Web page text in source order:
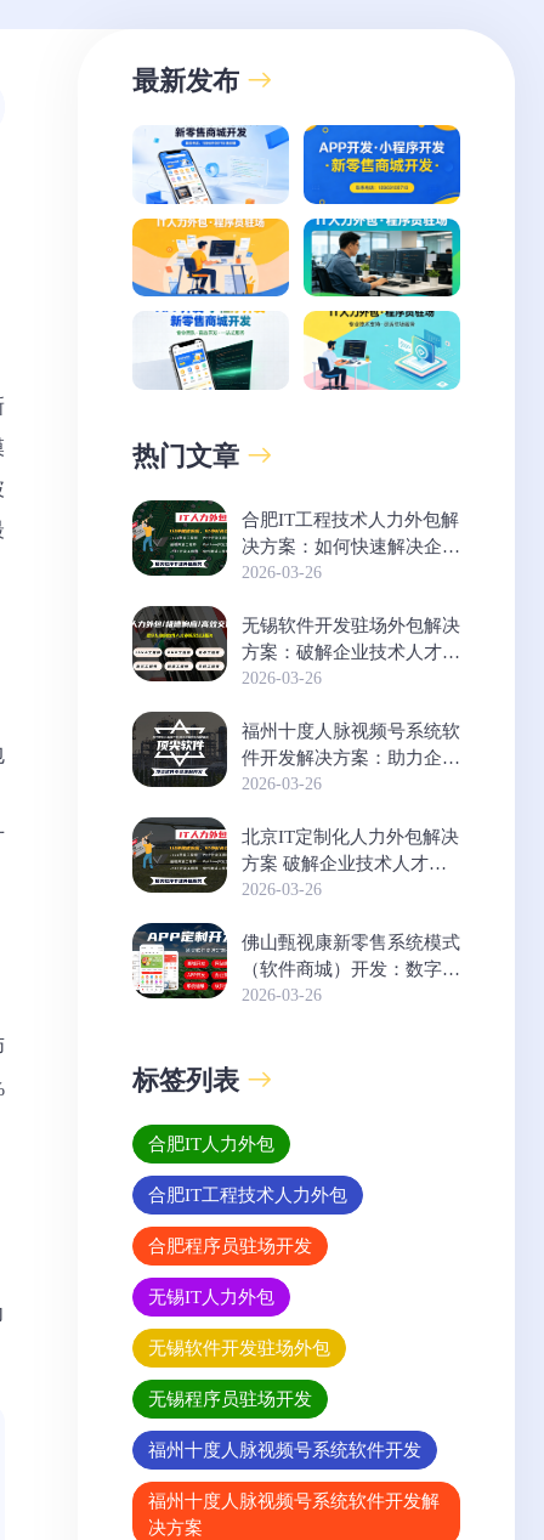
最新发布
热门文章
合肥IT工程技术人力外包解
决方案：如何快速解决企业
技术人才短缺难题？
2026-03-26
无锡软件开发驻场外包解决
方案：破解企业技术人才招
聘难题
2026-03-26
福州十度人脉视频号系统软
件开发解决方案：助力企业
高效运营与数字化转型
2026-03-26
北京IT定制化人力外包解决
方案 破解企业技术人才短
缺难题
2026-03-26
佛山甄视康新零售系统模式
（软件商城）开发：数字化
转型的高效解决方案
2026-03-26
标签列表
合肥IT人力外包
合肥IT工程技术人力外包
合肥程序员驻场开发
无锡IT人力外包
无锡软件开发驻场外包
无锡程序员驻场开发
福州十度人脉视频号系统软件开发
福州十度人脉视频号系统软件开发解
决方案